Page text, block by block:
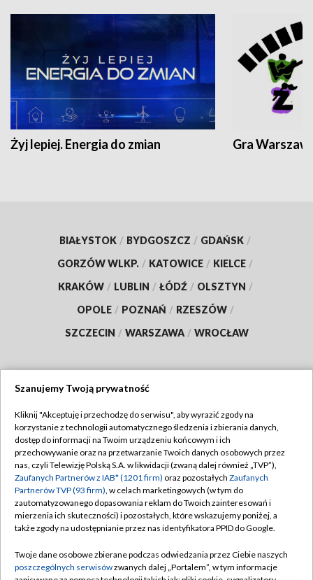
Żyj lepiej. Energia do zmian Gra
BIAŁYSTOK / BYDGOSZCZ / GDAŃSK /
GORZÓW WLKP. / KATOWICE / KIELCE /
KRAKÓW / LUBLIN / ŁÓDŹ / OLSZTYN /
OPOLE / POZNAŃ / RZESZÓW /
SZCZECIN / WARSZAWA / WROCŁAW
TVP
Abonament TVP
Emisja w TVP
Centrum informacji TVP
Naziemna Telewizja Cyfrowa
Rada Programowa
Regulamin TVP
Polityka prywatności
Moje zgody
Pomoc
Kontakt
Szanujemy Twoją prywatność
Kliknij "Akceptuję i przechodzę do serwisu", aby wyrazić zgody na
korzystanie z technologii automatycznego śledzenia i zbierania danych,
dostęp do informacji na Twoim urządzeniu końcowym i ich
przechowywanie oraz na przetwarzanie Twoich danych osobowych przez
nas, czyli Telewizję Polską S.A. w likwidacji (zwaną dalej również „TVP”),
Zaufanych Partnerów z IAB* (1201 firm) oraz pozostałych Zaufanych
Partnerów TVP (93 firm), w celach marketingowych (w tym do
zautomatyzowanego dopasowania reklam do Twoich zainteresowań i
mierzenia ich skuteczności) i pozostałych, które wskazujemy poniżej, a
także zgody na udostępnianie przez nas identyfikatora PPID do Google.
Twoje dane osobowe zbierane podczas odwiedzania przez Ciebie naszych
poszczególnych serwisówzwanych dalej „Portalem”, w tym informacje